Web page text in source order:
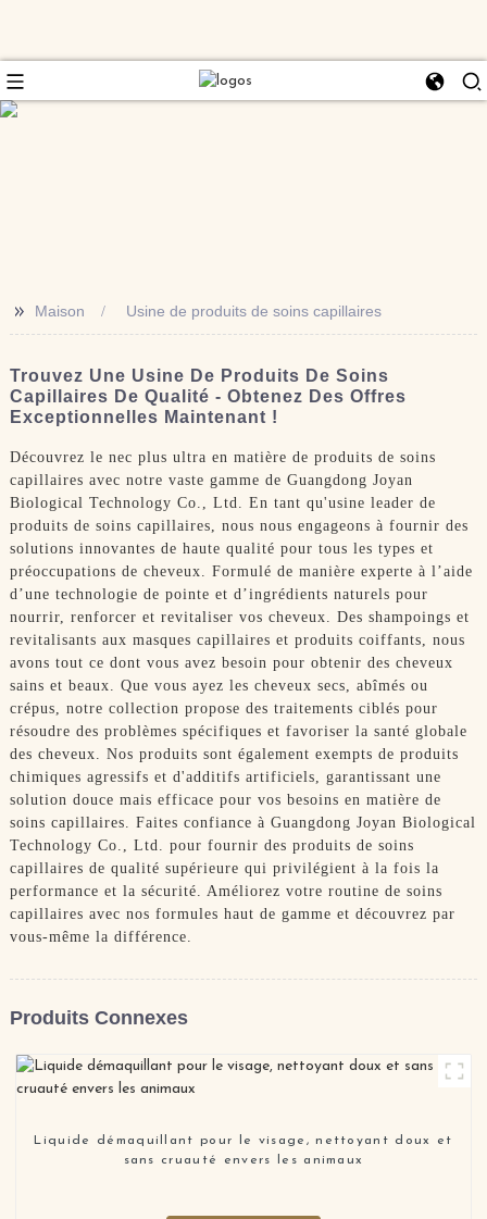
>> Maison Usine de produits de soins capillaires
Trouvez Une Usine De Produits De Soins
Capillaires De Qualité - Obtenez Des Offres
Exceptionnelles Maintenant !
Découvrez le nec plus ultra en matière de produits de soins
capillaires avec notre vaste gamme de Guangdong Joyan
Biological Technology Co., Ltd. En tant qu'usine leader de
produits de soins capillaires, nous nous engageons à fournir des
solutions innovantes de haute qualité pour tous les types et
préoccupations de cheveux. Formulé de manière experte à l’aide
d’une technologie de pointe et d’ingrédients naturels pour
nourrir, renforcer et revitaliser vos cheveux. Des shampoings et
revitalisants aux masques capillaires et produits coiffants, nous
avons tout ce dont vous avez besoin pour obtenir des cheveux
sains et beaux. Que vous ayez les cheveux secs, abîmés ou
crépus, notre collection propose des traitements ciblés pour
résoudre des problèmes spécifiques et favoriser la santé globale
des cheveux. Nos produits sont également exempts de produits
chimiques agressifs et d'additifs artificiels, garantissant une
solution douce mais efficace pour vos besoins en matière de
soins capillaires. Faites confiance à Guangdong Joyan Biological
Technology Co., Ltd. pour fournir des produits de soins
capillaires de qualité supérieure qui privilégient à la fois la
performance et la sécurité. Améliorez votre routine de soins
capillaires avec nos formules haut de gamme et découvrez par
vous-même la différence.
Produits Connexes
Liquide démaquillant pour le visage, nettoyant doux et
sans cruauté envers les animaux